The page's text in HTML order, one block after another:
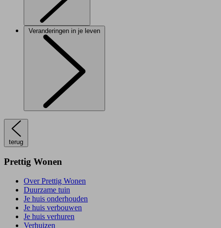
Veranderingen in je leven
terug
Prettig Wonen
Over Prettig Wonen
Duurzame tuin
Je huis onderhouden
Je huis verbouwen
Je huis verhuren
Verhuizen